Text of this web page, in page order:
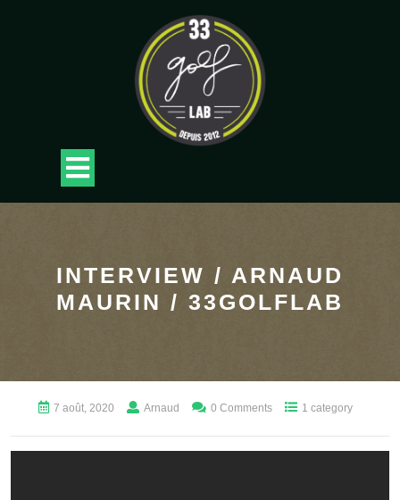
Button
INTERVIEW / ARNAUD
MAURIN / 33GOLFLAB
7 août, 2020 Arnaud 0 Comments 1 category